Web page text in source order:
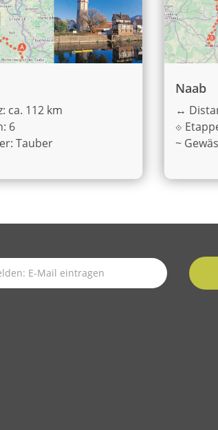
ca. 112 km
6
Tauber
Naab
↔
⟐
~